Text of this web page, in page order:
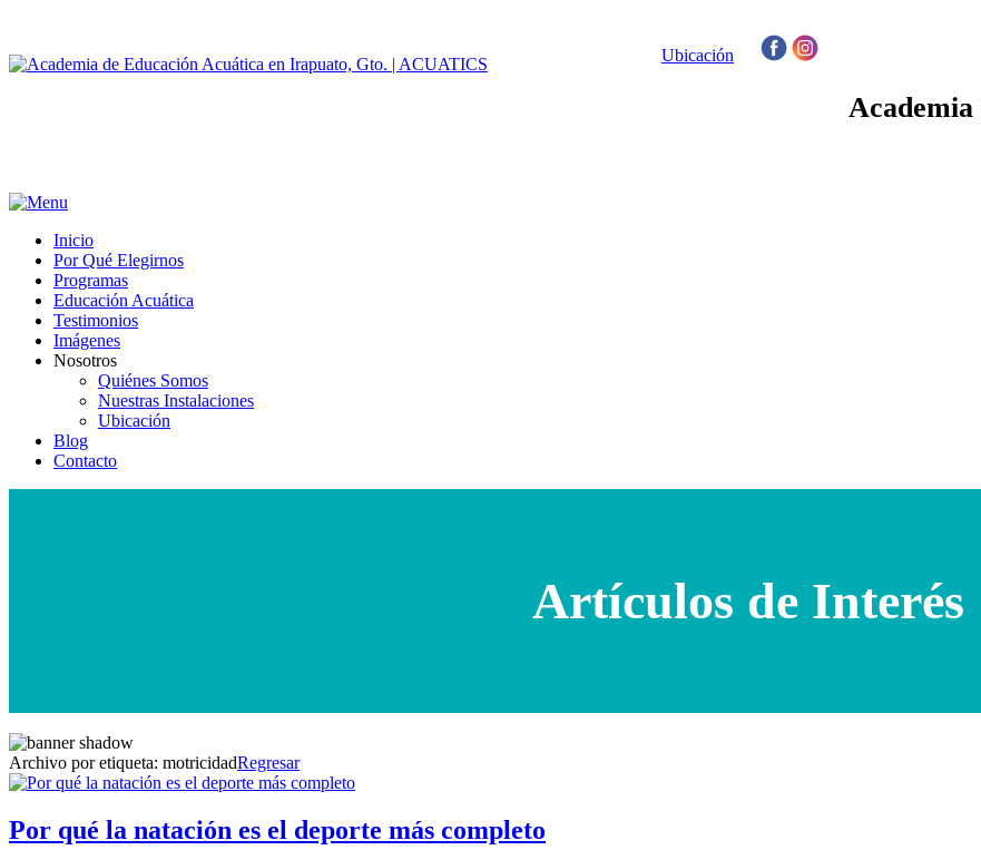
Ubicación
Inicio
Por Qué Elegirnos
Programas
Educación Acuática
Testimonios
Imágenes
Nosotros
Quiénes Somos
Nuestras Instalaciones
Ubicación
Blog
Contacto
Artículos de Interés
Archivo por etiqueta: motricidadRegresar
Por qué la natación es el deporte más completo